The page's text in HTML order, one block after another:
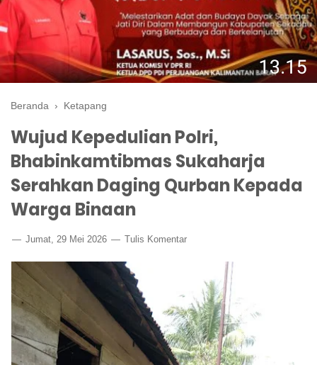
Beranda › Ketapang
Wujud Kepedulian Polri,
Bhabinkamtibmas Sukaharja
Serahkan Daging Qurban Kepada
Warga Binaan
Jumat, 29 Mei 2026 Tulis Komentar